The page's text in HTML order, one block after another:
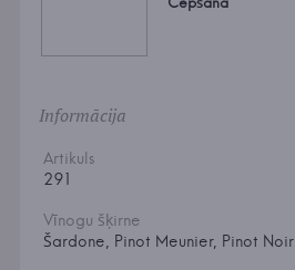
Informācija
Artikuls
291
Vīnogu šķirne
Šardone, Pinot Meunier, Pinot Noir